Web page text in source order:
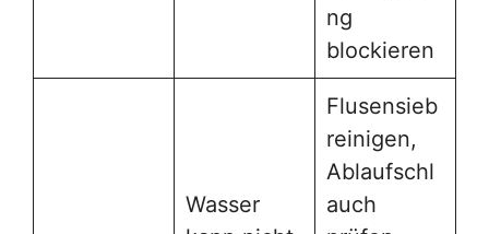
ng
blockieren
Wasser
Flusensieb
reinigen,
Ablaufschl
auch